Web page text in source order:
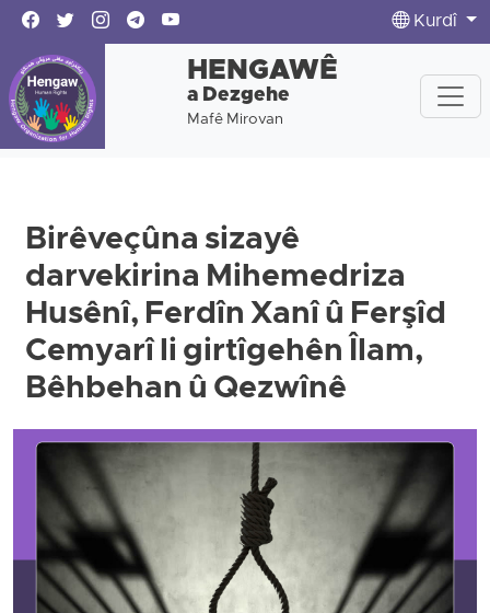
Kurdî
HENGAWÊ
a Dezgehe
Mafê Mirovan
Birêveçûna sizayê
darvekirina Mihemedriza
Husênî, Ferdîn Xanî û Ferşîd
Cemyarî li girtîgehên Îlam,
Bêhbehan û Qezwînê